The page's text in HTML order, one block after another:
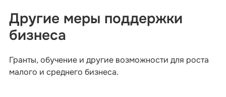
Другие меры поддержки
бизнеса
Гранты, обучение и другие возможности для роста
малого и среднего бизнеса.